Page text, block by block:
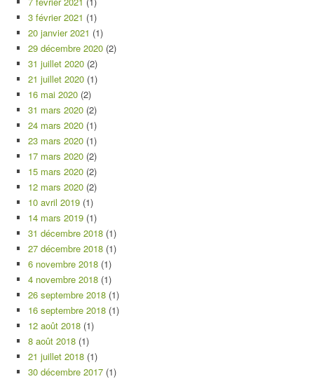
3 février 2021 (1)
20 janvier 2021 (1)
29 décembre 2020 (2)
31 juillet 2020 (2)
21 juillet 2020 (1)
16 mai 2020 (2)
31 mars 2020 (2)
24 mars 2020 (1)
23 mars 2020 (1)
17 mars 2020 (2)
15 mars 2020 (2)
12 mars 2020 (2)
10 avril 2019 (1)
14 mars 2019 (1)
31 décembre 2018 (1)
27 décembre 2018 (1)
6 novembre 2018 (1)
4 novembre 2018 (1)
26 septembre 2018 (1)
16 septembre 2018 (1)
12 août 2018 (1)
8 août 2018 (1)
21 juillet 2018 (1)
30 décembre 2017 (1)